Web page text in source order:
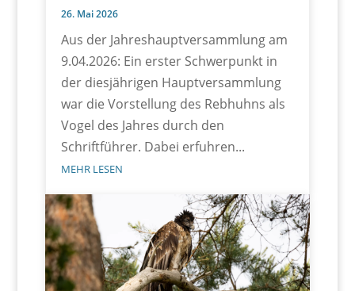
26. Mai 2026
Aus der Jahreshauptversammlung am
9.04.2026: Ein erster Schwerpunkt in
der diesjährigen Hauptversammlung
war die Vorstellung des Rebhuhns als
Vogel des Jahres durch den
Schriftführer. Dabei erfuhren...
MEHR LESEN